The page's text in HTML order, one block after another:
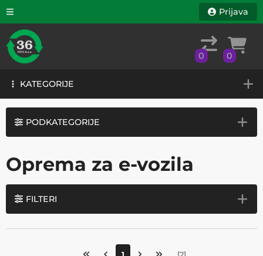
KATEGORIJE
Prijava
0 0
KATEGORIJE
PODKATEGORIJE
Oprema za e-vozila
FILTERI